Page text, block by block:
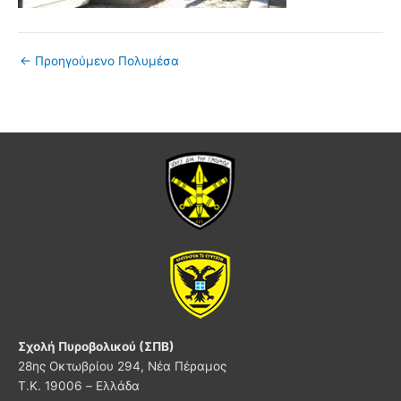
← Προηγούμενο Πολυμέσα
Σχολή Πυροβολικού (ΣΠΒ)
28ης Οκτωβρίου 294, Νέα Πέραμος
Τ.Κ. 19006 – Ελλάδα